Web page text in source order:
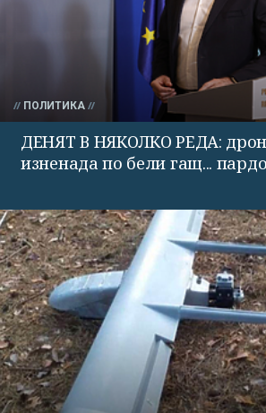
ПОЛИТИКА
ДЕНЯТ В НЯКОЛКО РЕДА:
изненада по бели гащ...